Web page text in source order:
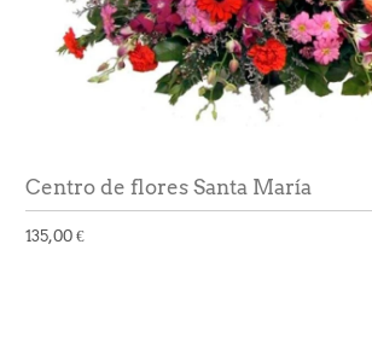
Centro de flores Santa María
135,00 €